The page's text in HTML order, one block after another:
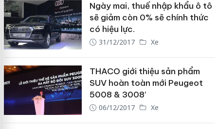
Ngày mai, thuế nhập khẩu ô tô
sẽ giảm còn 0% sẽ chính thức
có hiệu lực.
31/12/2017 Xe
THACO giới thiệu sản phẩm
SUV hoàn toàn mới Peugeot
5008 & 3008’
06/12/2017 Xe